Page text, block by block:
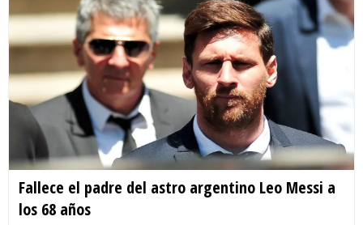
Fallece el padre del astro argentino Leo Messi a
los 68 años